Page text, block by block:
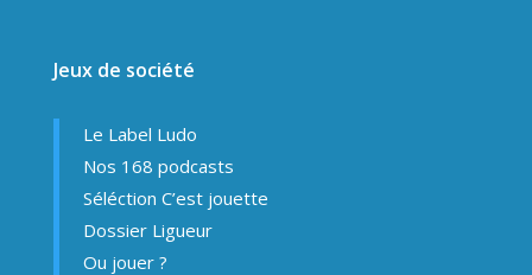
Jeux de société
Le Label Ludo
Nos 168 podcasts
Séléction C’est jouette
Dossier Ligueur
Ou jouer ?